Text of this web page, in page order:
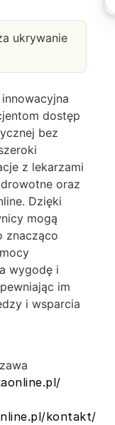
ukrywanie
dostęp
bez
z lekarzami
oraz
Dzięki
mogą
znacząco
wygodę i
im
i wsparcia
kontakt/